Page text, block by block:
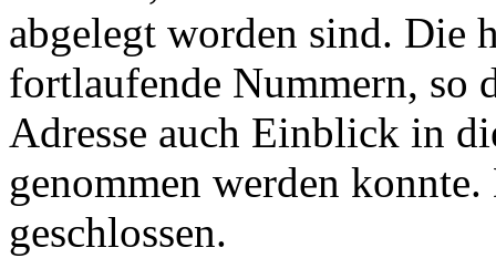
abgelegt worden sind. Die
fortlaufende Nummern, so
Adresse auch Einblick in
genommen werden
geschlossen.